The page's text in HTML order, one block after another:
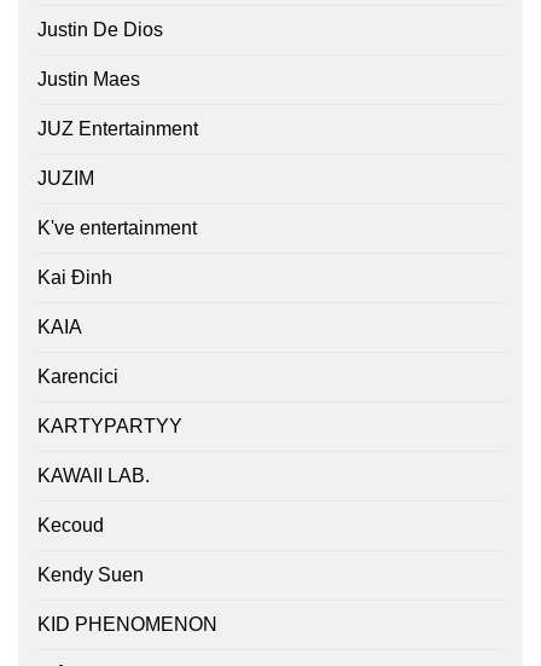
Justin De Dios
Justin Maes
JUZ Entertainment
JUZIM
K've entertainment
Kai Đinh
KAIA
Karencici
KARTYPARTYY
KAWAII LAB.
Kecoud
Kendy Suen
KID PHENOMENON